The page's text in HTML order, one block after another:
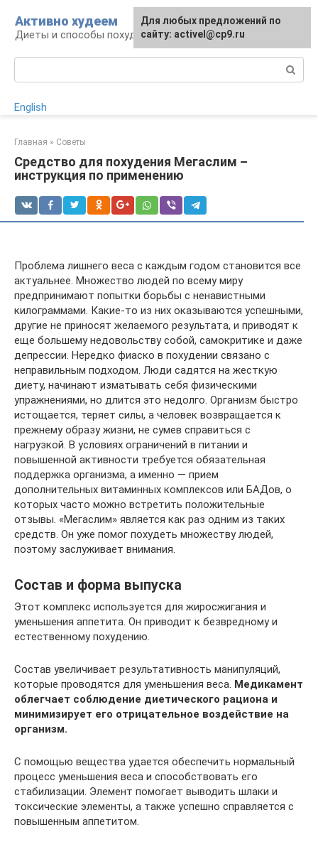
контенту
Активно худеем
Диеты и способы похудения
English
Главная » Советы
Средство для похудения Мегаслим –
инструкция по применению
Проблема лишнего веса с каждым годом становится все
актуальнее. Множество людей по всему миру
предпринимают попытки борьбы с ненавистными
килограммами. Какие-то из них оказываются успешными,
другие не приносят желаемого результата, и приводят к
еще большему недовольству собой, самокритике и даже
депрессии. Нередко фиаско в похудении связано с
неправильным подходом. Люди садятся на жесткую
диету, начинают изматывать себя физическими
упражнениями, но длится это недолго. Организм быстро
истощается, теряет силы, а человек возвращается к
прежнему образу жизни, не сумев справиться с
нагрузкой. В условиях ограничений в питании и
повышенной активности требуется обязательная
поддержка организма, а именно — прием
дополнительных витаминных комплексов или БАДов, о
которых часто можно встретить положительные
отзывы. «Мегаслим» является как раз одним из таких
средств. Он уже помог похудеть множеству людей,
поэтому заслуживает внимания.
Состав и форма выпуска
Этот комплекс используется для жиросжигания и
уменьшения аппетита. Он приводит к безвредному и
естественному похудению.
Состав увеличивает результативность манипуляций,
которые проводятся для уменьшения веса. Медикамент
облегчает соблюдение диетического рациона и
минимизирует его отрицательное воздействие на
организм.
С помощью вещества удается обеспечить нормальный
процесс уменьшения веса и способствовать его
стабилизации. Элемент помогает выводить шлаки и
токсические элементы, а также успешно справляется с
повышенным аппетитом.
Для любых предложений по
сайту: activel@cp9.ru